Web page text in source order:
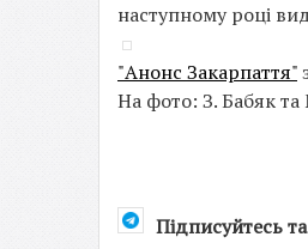
наступному році
"Анонс Закарпаття"
На фото: З. Бабяк
Підписуйтесь